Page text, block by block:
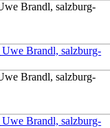
Brandl, salzburg-
Brandl, salzburg-